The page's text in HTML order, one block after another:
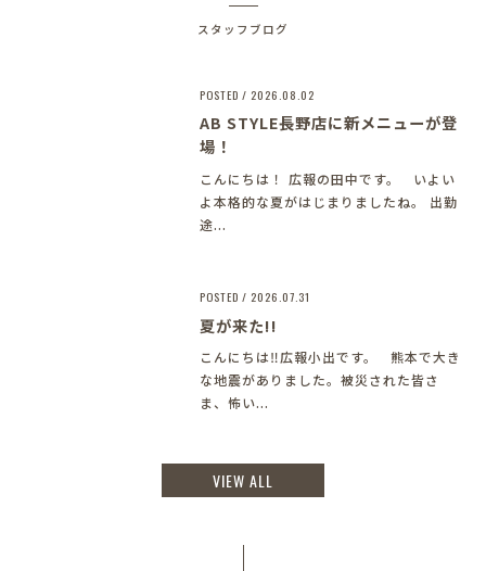
スタッフブログ
POSTED / 2026.08.02
AB STYLE長野店に新メニューが登
場！
こんにちは！ 広報の田中です。 いよい
よ本格的な夏がはじまりましたね。 出勤
途...
POSTED / 2026.07.31
夏が来た!!
こんにちは‼︎広報小出です。 熊本で大き
な地震がありました。被災された皆さ
ま、怖い...
VIEW ALL